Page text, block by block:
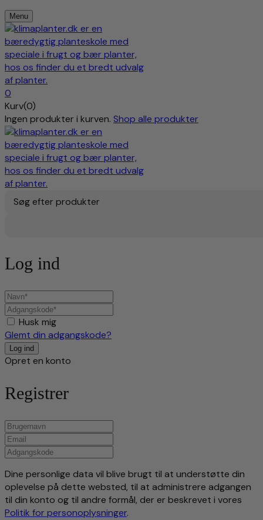
Menu
0
Kurv(0)
Ingen produkter i kurven. Shop alle produkter
Søg efter produkter
Log ind
Husk mig
Glemt din adgangskode?
Opret en konto
Registrer
Dine personlige data vil blive brugt til at understøtte din
oplevelse på dette websted, til at administrere adgangen
til din konto og til andre formål, der er beskrevet i vores
Politik for personoplysninger.